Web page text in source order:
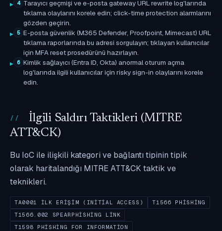
4 Tarayıcı geçmişi ve e-posta gateway URL rewrite log'larında
tıklama olaylarını korele edin; click-time protection alarmlarını
gözden geçirin.
5 E-posta güvenlik (M365 Defender, Proofpoint, Mimecast) URL
tıklama raporlarında bu adresi sorgulayın; tıklayan kullanıcılar
için MFA reset prosedürünü hazırlayın.
6 Kimlik sağlayıcı (Entra ID, Okta) anormal oturum açma
log'larında ilgili kullanıcılar için risky sign-in olaylarını korele
edin.
İlgili Saldırı Taktikleri (MITRE
ATT&CK)
Bu IoC ile ilişkili kategori ve bağlantı tipinin tipik
olarak haritalandığı MITRE ATT&CK taktik ve
teknikleri.
TA0001 İLK ERIŞIM (INITIAL ACCESS)
T1566 PHISHING
T1566.002 SPEARPHISHING LINK
T1598 PHISHING FOR INFORMATION